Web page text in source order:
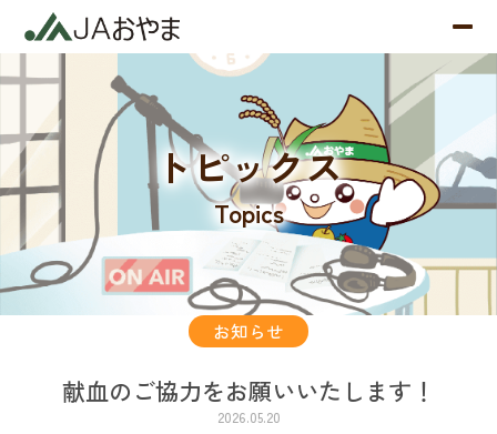
トピックス
Topics
お知らせ
献血のご協力をお願いいたします！
2026.05.20